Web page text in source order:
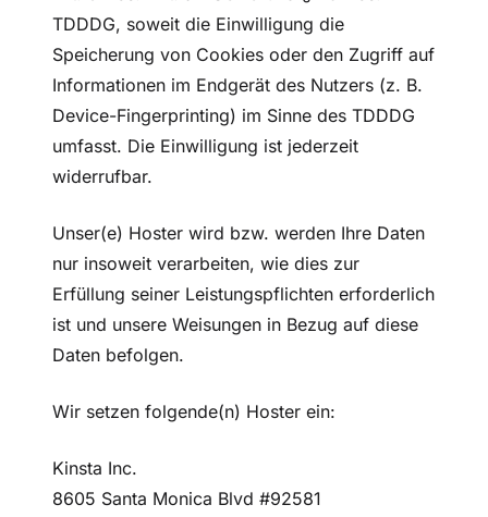
TDDDG, soweit die Einwilligung die
Speicherung von Cookies oder den Zugriff auf
Informationen im Endgerät des Nutzers (z. B.
Device-Fingerprinting) im Sinne des TDDDG
umfasst. Die Einwilligung ist jederzeit
widerrufbar.
Unser(e) Hoster wird bzw. werden Ihre Daten
nur insoweit verarbeiten, wie dies zur
Erfüllung seiner Leistungspflichten erforderlich
ist und unsere Weisungen in Bezug auf diese
Daten befolgen.
Wir setzen folgende(n) Hoster ein:
Kinsta Inc.
8605 Santa Monica Blvd #92581